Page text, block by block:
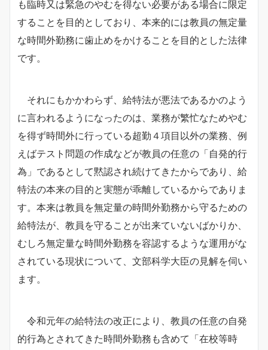
も臨時又は緊急のやむを得ない必要がある場合に限定
することを目的としており、本来的には教員の無定量
な時間外勤務に歯止めをかけることを目的とした法律
です。
それにもかかわらず、給特法が悪法であるかのよう
に言われるようになったのは、業務が繁忙なためやむ
を得ず時間外に行っている超勤４項目以外の業務、例
えばテスト問題の作成などが教員の任意の「自発的行
為」であるとして黙認され続けてきたからであり、給
特法の本来の目的と実態が乖離しているからでありま
す。 本来は教員を無定量の時間外勤務から守るための
給特法が、教員を守ることが出来ていないばかりか、
むしろ無定量な時間外勤務を容認するような運用がな
されている現状について、文部科学大臣の見解を伺い
ます。
令和元年の給特法の改正により、教員の任意の自発
的行為とされてきた時間外勤務も含めて「在校等時